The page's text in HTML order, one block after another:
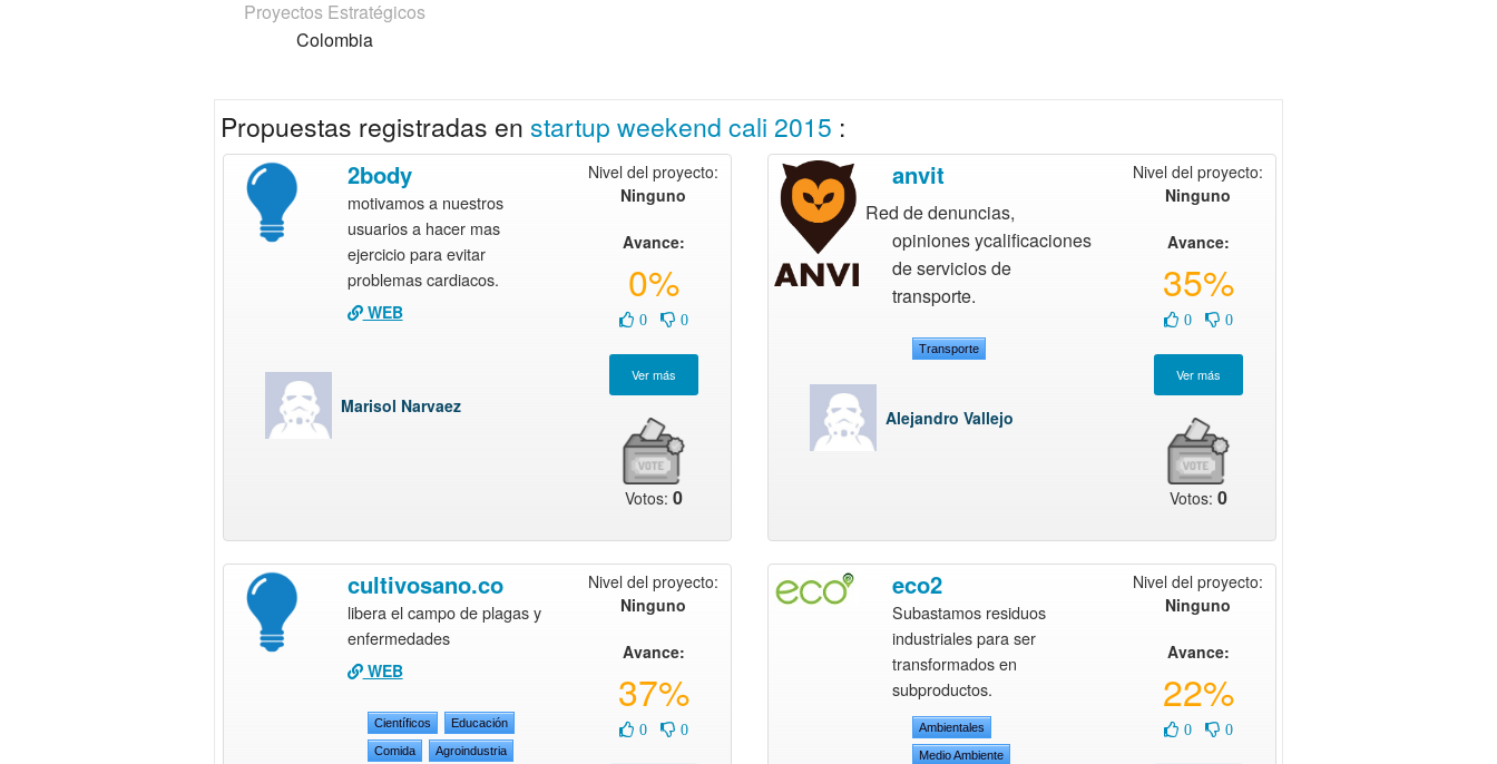
Proyectos Estratégicos
Colombia
Propuestas registradas en startup weekend cali 2015 :
2body
motivamos a nuestros
usuarios a hacer mas
ejercicio para evitar
problemas cardiacos.
WEB
Marisol Narvaez
Nivel del proyecto:
Ninguno
Avance:
0%
0 0
Votos: 0
anvit
Red de denuncias,
opiniones ycalificaciones
de servicios de
transporte.
Transporte
Alejandro Vallejo
Nivel del proyecto:
Ninguno
Avance:
35%
0 0
Votos: 0
cultivosano.co
libera el campo de plagas y
enfermedades
WEB
Científicos Educación
Comida Agroindustria
Nivel del proyecto:
Ninguno
Avance:
37%
0 0
eco2
Subastamos residuos
industriales para ser
transformados en
subproductos.
Ambientales
Medio Ambiente
Nivel del proyecto:
Ninguno
Avance:
22%
0 0